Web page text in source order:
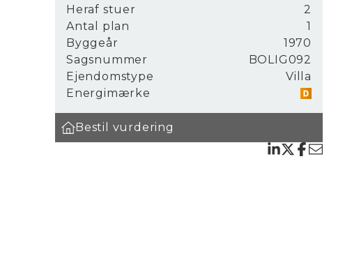
Heraf stuer
2
Antal plan
1
Byggeår
1970
Sagsnummer
BOLIG092
Ejendomstype
Villa
Energimærke
Bestil vurdering